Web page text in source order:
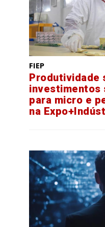
FIEP
Produtividade
investimentos
para micro e
na